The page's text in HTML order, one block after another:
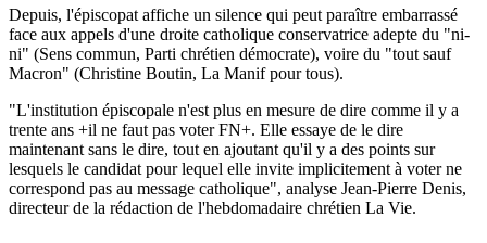
Depuis, l'épiscopat affiche un silence qui peut paraître embarrassé
face aux appels d'une droite catholique conservatrice adepte du "ni-
ni" (Sens commun, Parti chrétien démocrate), voire du "tout sauf
Macron" (Christine Boutin, La Manif pour tous).
"L'institution épiscopale n'est plus en mesure de dire comme il y a
trente ans +il ne faut pas voter FN+. Elle essaye de le dire
maintenant sans le dire, tout en ajoutant qu'il y a des points sur
lesquels le candidat pour lequel elle invite implicitement à voter ne
correspond pas au message catholique", analyse Jean-Pierre Denis,
directeur de la rédaction de l'hebdomadaire chrétien La Vie.